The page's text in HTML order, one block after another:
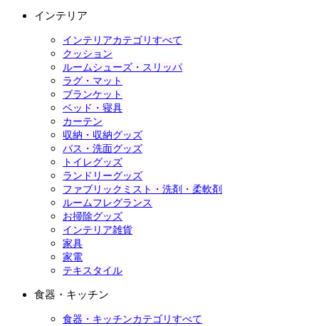
インテリア
インテリアカテゴリすべて
クッション
ルームシューズ・スリッパ
ラグ・マット
ブランケット
ベッド・寝具
カーテン
収納・収納グッズ
バス・洗面グッズ
トイレグッズ
ランドリーグッズ
ファブリックミスト・洗剤・柔軟剤
ルームフレグランス
お掃除グッズ
インテリア雑貨
家具
家電
テキスタイル
食器・キッチン
食器・キッチンカテゴリすべて